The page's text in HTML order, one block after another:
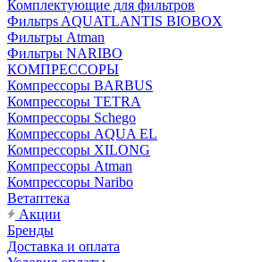
Комплектующие для фильтров
Фильтрs AQUATLANTIS BIOBOX
Фильтры Atman
Фильтры NARIBO
КОМПРЕССОРЫ
Компрессоры BARBUS
Компрессоры TETRA
Компрессоры Schego
Компрессоры AQUA EL
Компрессоры XILONG
Компрессоры Atman
Компрессоры Naribo
Ветаптека
Акции
Бренды
Доставка и оплата